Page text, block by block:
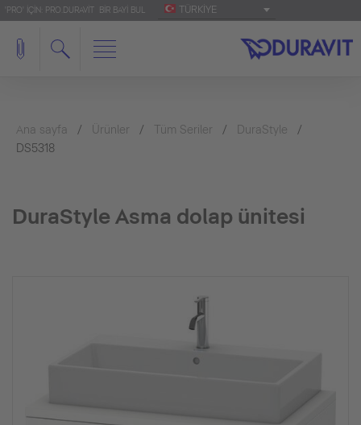
'PRO' IÇIN: PRO.DURAVIT BIR BAYI BUL TÜRKIYE
Ana sayfa Ürünler Tüm Seriler
DuraStyle
DS5318
DuraStyle Asma dolap ünitesi